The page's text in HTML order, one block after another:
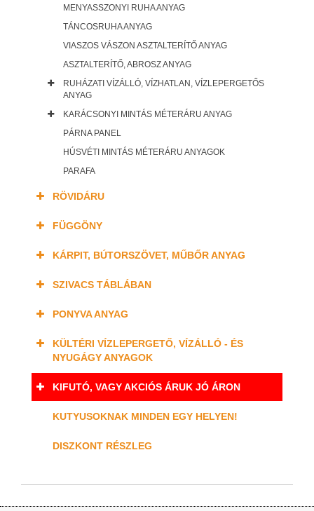
MENYASSZONYI RUHA ANYAG
TÁNCOSRUHA ANYAG
VIASZOS VÁSZON ASZTALTERÍTŐ ANYAG
ASZTALTERÍTŐ, ABROSZ ANYAG
RUHÁZATI VÍZÁLLÓ, VÍZHATLAN, VÍZLEPERGETŐS
ANYAG
KARÁCSONYI MINTÁS MÉTERÁRU ANYAG
PÁRNA PANEL
HÚSVÉTI MINTÁS MÉTERÁRU ANYAGOK
PARAFA
RÖVIDÁRU
FÜGGÖNY
KÁRPIT, BÚTORSZÖVET, MŰBŐR ANYAG
SZIVACS TÁBLÁBAN
PONYVA ANYAG
KÜLTÉRI VÍZLEPERGETŐ, VÍZÁLLÓ - ÉS
NYUGÁGY ANYAGOK
KIFUTÓ, VAGY AKCIÓS ÁRUK JÓ ÁRON
KUTYUSOKNAK MINDEN EGY HELYEN!
DISZKONT RÉSZLEG